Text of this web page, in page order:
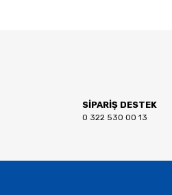
SİPARİŞ DESTEK
0 322 530 00 13